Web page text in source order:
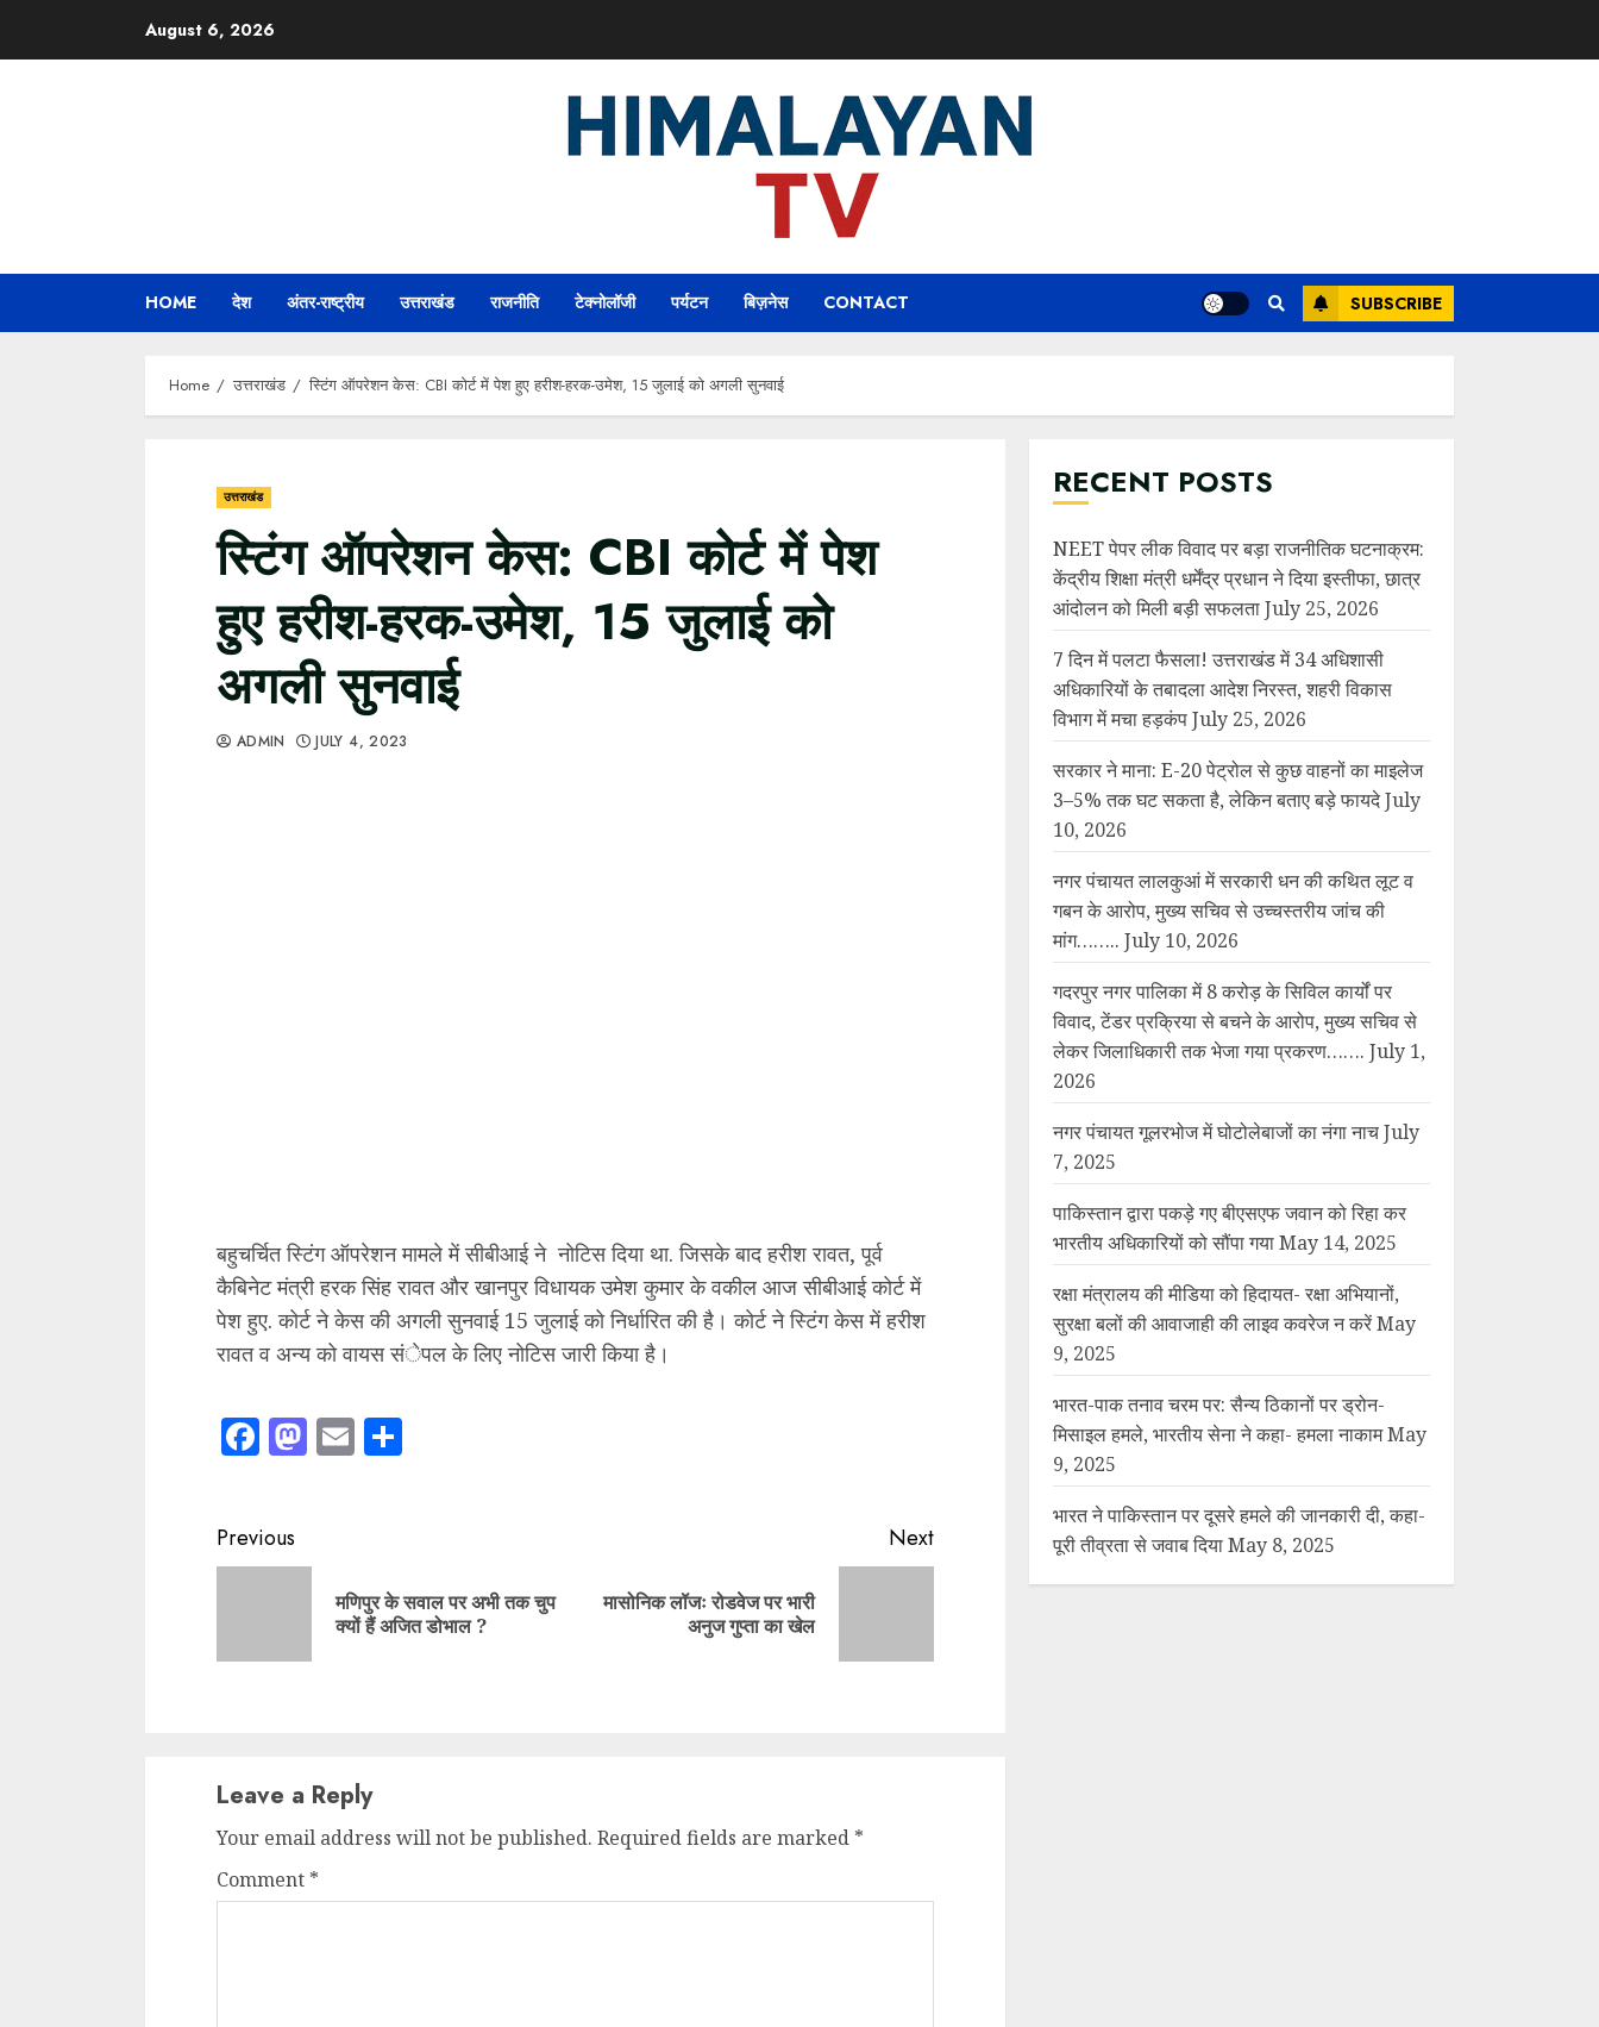
August 6, 2026
HOME देश अंतर-राष्ट्रीय उत्तराखंड राजनीति टेक्नोलॉजी पर्यटन बिज़नेस CONTACT SUBSCRIBE
Home उत्तराखंड स्टिंग ऑपरेशन केस: CBI कोर्ट में पेश हुए हरीश-हरक-उमेश, 15 जुलाई को अगली सुनवाई
उत्तराखंड
स्टिंग ऑपरेशन केस: CBI कोर्ट में पेश
हुए हरीश-हरक-उमेश, 15 जुलाई को
अगली सुनवाई
ADMIN JULY 4, 2023
बहुचर्चित स्टिंग ऑपरेशन मामले में सीबीआई ने नोटिस दिया था. जिसके बाद हरीश रावत, पूर्व
कैबिनेट मंत्री हरक सिंह रावत और खानपुर विधायक उमेश कुमार के वकील आज सीबीआई कोर्ट में
पेश हुए. कोर्ट ने केस की अगली सुनवाई 15 जुलाई को निर्धारित की है। कोर्ट ने स्टिंग केस में हरीश
रावत व अन्य को वायस संेपल के लिए नोटिस जारी किया है।
Facebook
Mastodon
Email
Continue
Reading
Previous
Previous
मणिपुर के सवाल पर अभी तक चुप
क्यों हैं अजित डोभाल ?
Next
Next
मासोनिक लॉजः रोडवेज पर भारी
अनुज गुप्ता का खेल
Leave a Reply
Your email address will not be published. Required fields are marked *
Comment *
RECENT POSTS
NEET पेपर लीक विवाद पर बड़ा राजनीतिक घटनाक्रम:
केंद्रीय शिक्षा मंत्री धर्मेंद्र प्रधान ने दिया इस्तीफा, छात्र
आंदोलन को मिली बड़ी सफलताJuly 25, 2026
7 दिन में पलटा फैसला! उत्तराखंड में 34 अधिशासी
अधिकारियों के तबादला आदेश निरस्त, शहरी विकास
विभाग में मचा हड़कंपJuly 25, 2026
सरकार ने माना: E-20 पेट्रोल से कुछ वाहनों का माइलेज
3–5% तक घट सकता है, लेकिन बताए बड़े फायदेJuly
10, 2026
नगर पंचायत लालकुआं में सरकारी धन की कथित लूट व
गबन के आरोप, मुख्य सचिव से उच्चस्तरीय जांच की
मांग…….. July 10, 2026
गदरपुर नगर पालिका में 8 करोड़ के सिविल कार्यों पर
विवाद, टेंडर प्रक्रिया से बचने के आरोप, मुख्य सचिव से
लेकर जिलाधिकारी तक भेजा गया प्रकरण……. July 1,
2026
नगर पंचायत गूलरभोज में घोटोलेबाजों का नंगा नाचJuly
7, 2025
पाकिस्तान द्वारा पकड़े गए बीएसएफ जवान को रिहा कर
भारतीय अधिकारियों को सौंपा गयाMay 14, 2025
रक्षा मंत्रालय की मीडिया को हिदायत- रक्षा अभियानों,
सुरक्षा बलों की आवाजाही की लाइव कवरेज न करेंMay
9, 2025
भारत-पाक तनाव चरम पर: सैन्य ठिकानों पर ड्रोन-
मिसाइल हमले, भारतीय सेना ने कहा- हमला नाकामMay
9, 2025
भारत ने पाकिस्तान पर दूसरे हमले की जानकारी दी, कहा-
पूरी तीव्रता से जवाब दियाMay 8, 2025